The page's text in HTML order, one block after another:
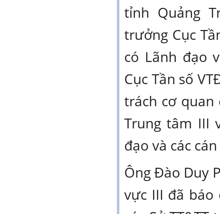
tỉnh Quảng
trưởng Cục
có Lãnh đạo
Cục Tần số
trách cơ quan
Trung tâm III
đạo và các
Ông Đào Duy
vực III đã báo